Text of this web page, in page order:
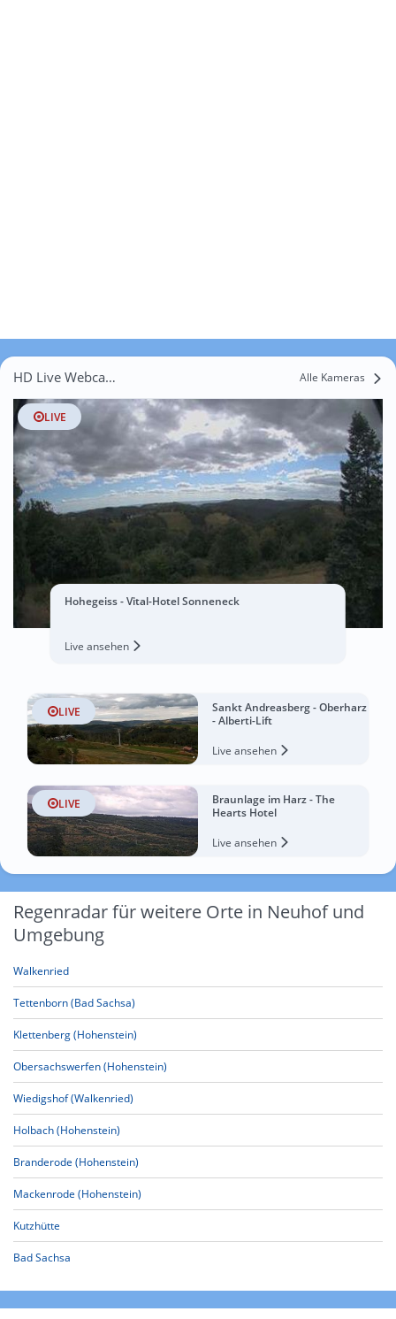
HD Live Webcams Neuhof Alle Kameras
LIVE
Hohegeiss - Vital-Hotel Sonneneck
Live ansehen
LIVE
Sankt Andreasberg - Oberharz
- Alberti-Lift
Live ansehen
LIVE
Braunlage im Harz - The
Hearts Hotel
Live ansehen
Regenradar für weitere Orte in Neuhof und
Umgebung
Walkenried
Tettenborn (Bad Sachsa)
Klettenberg (Hohenstein)
Obersachswerfen (Hohenstein)
Wiedigshof (Walkenried)
Holbach (Hohenstein)
Branderode (Hohenstein)
Mackenrode (Hohenstein)
Kutzhütte
Bad Sachsa